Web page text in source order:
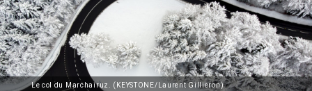
Le col du Marchairuz. (KEYSTONE/Laurent Gillieron)